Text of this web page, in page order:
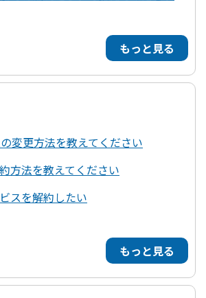
もっと見る
変更方法を教えてください
方法を教えてください
スを解約したい
もっと見る